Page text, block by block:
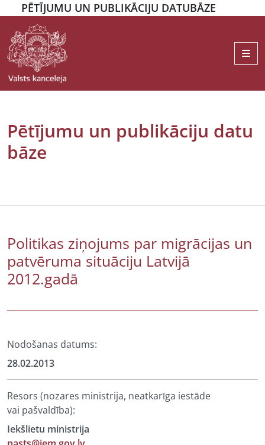
PĒTĪJUMU UN PUBLIKĀCIJU DATUBĀZE
Pētījumu un publikāciju datu
bāze
Politikas ziņojums par migrācijas un
patvēruma situāciju Latvijā
2012.gadā
Nodošanas datums:
28.02.2013
Resors (nozares ministrija, neatkarīga iestāde
vai pašvaldība):
Iekšlietu ministrija